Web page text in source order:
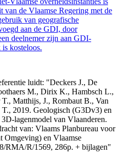
van de Vlaamse Regering met de
van geografische
aan de GDI, door
deelnemer zijn aan GDI-
kosteloos.
luidt: "Deckers J., De
M., Dirix K., Hambsch L.,
Matthijs, J., Rombaut B., Van
2019. Geologisch (G3Dv3) en
lagenmodel van Vlaanderen.
van: Vlaams Planbureau voor
Omgeving) en Vlaamse
RMA/R/1569, 286p. + bijlagen"